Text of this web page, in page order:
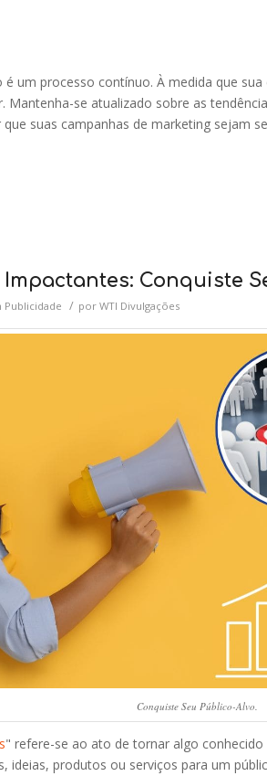
um processo contínuo. À medida que
Mantenha-se atualizado sobre as
suas campanhas de marketing sejam
Conquiste
Publicidade / por WTI Divulgações
Conquiste Seu Público-Alvo.
" refere-se ao ato de tornar algo
ideias, produtos ou serviços para um